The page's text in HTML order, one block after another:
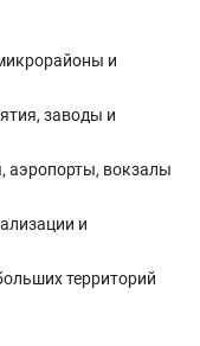
и
заводы и
аэропорты, вокзалы
и
территорий